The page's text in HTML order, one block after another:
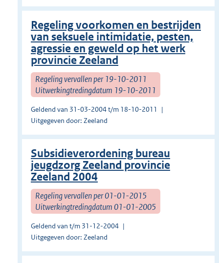
Regeling voorkomen en bestrijden
van seksuele intimidatie, pesten,
agressie en geweld op het werk
provincie Zeeland
Regeling vervallen per 19-10-2011
Uitwerkingtredingdatum 19-10-2011
Geldend van 31-03-2004 t/m 18-10-2011
Uitgegeven door: Zeeland
Subsidieverordening bureau
jeugdzorg Zeeland provincie
Zeeland 2004
Regeling vervallen per 01-01-2015
Uitwerkingtredingdatum 01-01-2005
Geldend van t/m 31-12-2004
Uitgegeven door: Zeeland